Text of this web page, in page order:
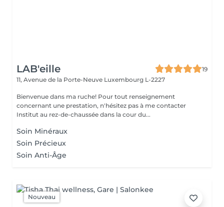
LAB'eille
19
11, Avenue de la Porte-Neuve Luxembourg L-2227
Bienvenue dans ma ruche! Pour tout renseignement
concernant une prestation, n'hésitez pas à me contacter
Institut au rez-de-chaussée dans la cour du...
Soin Minéraux
Soin Précieux
Soin Anti-Âge
Nouveau